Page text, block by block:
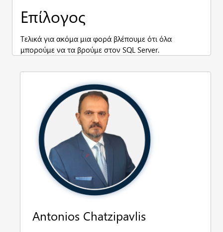
Επίλογος
Τελικά για ακόμα μια φορά βλέπουμε ότι όλα
μπορούμε να τα βρούμε στον SQL Server.
Antonios Chatzipavlis